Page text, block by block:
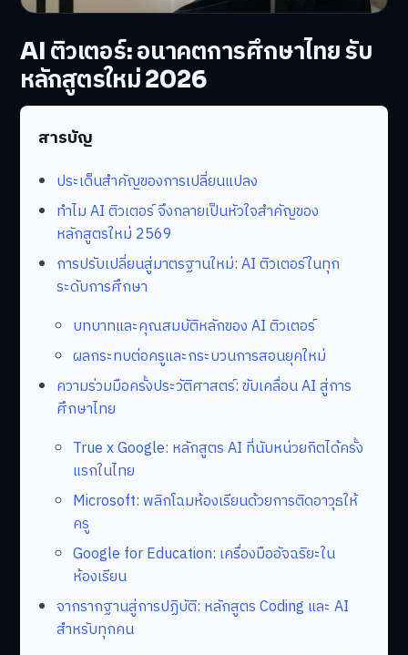
AI ติวเตอร์: อนาคตการศึกษาไทย รับ
หลักสูตรใหม่ 2026
สารบัญ
ประเด็นสำคัญของการเปลี่ยนแปลง
ทำไม AI ติวเตอร์ จึงกลายเป็นหัวใจสำคัญของ
หลักสูตรใหม่ 2569
การปรับเปลี่ยนสู่มาตรฐานใหม่: AI ติวเตอร์ในทุก
ระดับการศึกษา
บทบาทและคุณสมบัติหลักของ AI ติวเตอร์
ผลกระทบต่อครูและกระบวนการสอนยุคใหม่
ความร่วมมือครั้งประวัติศาสตร์: ขับเคลื่อน AI สู่การ
ศึกษาไทย
True x Google: หลักสูตร AI ที่นับหน่วยกิตได้ครั้ง
แรกในไทย
Microsoft: พลิกโฉมห้องเรียนด้วยการติดอาวุธให้
ครู
Google for Education: เครื่องมืออัจฉริยะใน
ห้องเรียน
จากรากฐานสู่การปฏิบัติ: หลักสูตร Coding และ AI
สำหรับทุกคน